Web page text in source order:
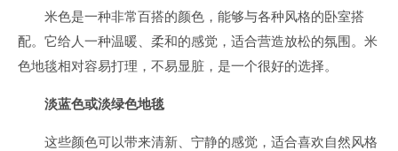
米色是一种非常百搭的颜色，能够与各种风格的卧室搭
配。它给人一种温暖、柔和的感觉，适合营造放松的氛围。米
色地毯相对容易打理，不易显脏，是一个很好的选择。
淡蓝色或淡绿色地毯
这些颜色可以带来清新、宁静的感觉，适合喜欢自然风格